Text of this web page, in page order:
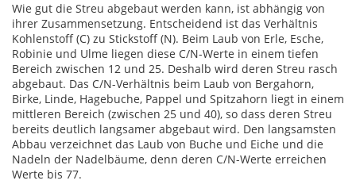
Wie gut die Streu abgebaut werden kann, ist abhängig von
ihrer Zusammensetzung. Entscheidend ist das Verhältnis
Kohlenstoff (C) zu Stickstoff (N). Beim Laub von Erle, Esche,
Robinie und Ulme liegen diese C/N-Werte in einem tiefen
Bereich zwischen 12 und 25. Deshalb wird deren Streu rasch
abgebaut. Das C/N-Verhältnis beim Laub von Bergahorn,
Birke, Linde, Hagebuche, Pappel und Spitzahorn liegt in einem
mittleren Bereich (zwischen 25 und 40), so dass deren Streu
bereits deutlich langsamer abgebaut wird. Den langsamsten
Abbau verzeichnet das Laub von Buche und Eiche und die
Nadeln der Nadelbäume, denn deren C/N-Werte erreichen
Werte bis 77.